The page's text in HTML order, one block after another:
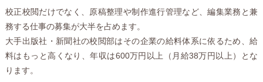
校正校閲だけでなく、原稿整理や制作進行管理など、編集業務と兼
務する仕事の募集が大半を占めます。
大手出版社・新聞社の校閲部はその企業の給料体系に依るため、給
料はもっと高くなり、年収は600万円以上（月給38万円以上）とな
ります。